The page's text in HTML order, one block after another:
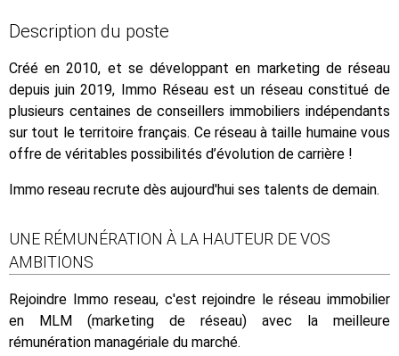
Description du poste
Créé en 2010, et se développant en marketing de réseau
depuis juin 2019, Immo Réseau est un réseau constitué de
plusieurs centaines de conseillers immobiliers indépendants
sur tout le territoire français. Ce réseau à taille humaine vous
offre de véritables possibilités d’évolution de carrière !
Immo reseau recrute dès aujourd'hui ses talents de demain.
UNE RÉMUNÉRATION À LA HAUTEUR DE VOS
AMBITIONS
Rejoindre Immo reseau, c'est rejoindre le réseau immobilier
en MLM (marketing de réseau) avec la meilleure
rémunération managériale du marché.